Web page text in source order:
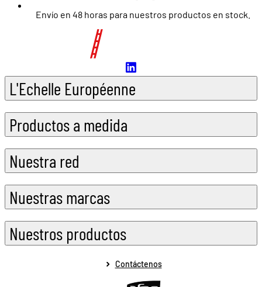
Envío en 48 horas para nuestros productos en stock.
L'Echelle Européenne
Productos a medida
Nuestra red
Nuestras marcas
Nuestros productos
Contáctenos